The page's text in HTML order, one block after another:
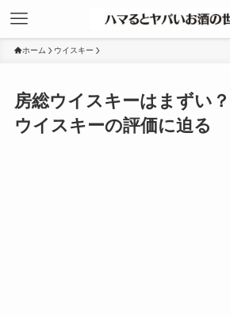
ホーム ウイスキー
房総ウイスキーはまずい
ウイスキーの評価に迫る